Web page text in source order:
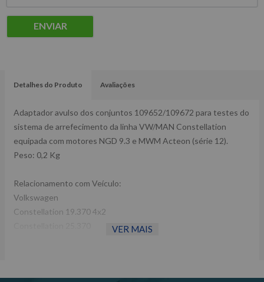
ENVIAR
Detalhes do Produto Avaliações
Adaptador avulso dos conjuntos 109652/109672 para testes do
sistema de arrefecimento da linha VW/MAN Constellation
equipada com motores NGD 9.3 e MWM Acteon (série 12).
Peso: 0,2 Kg
Relacionamento com Veículo:
Volkswagen
Constellation 19.370 4x2
VER MAIS